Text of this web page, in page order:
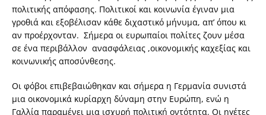
πολιτικής απόφασης. Πολιτικοί και κοινωνία έγιναν μια
γροθιά και εξοβέλισαν κάθε διχαστικό μήνυμα, απ’ όπου κι
αν προέρχονταν. Σήμερα οι ευρωπαίοι πολίτες ζουν μέσα
σε ένα περιβάλλον ανασφάλειας ,οικονομικής καχεξίας και
κοινωνικής αποσύνθεσης.
Οι φόβοι επιβεβαιώθηκαν και σήμερα η Γερμανία συνιστά
μια οικονομικά κυρίαρχη δύναμη στην Ευρώπη, ενώ η
Γαλλία παραμένει μια ισχυρή πολιτική οντότητα. Οι ηγέτες